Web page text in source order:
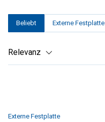
Beliebt Externe Festplatte
Relevanz
Externe Festplatte